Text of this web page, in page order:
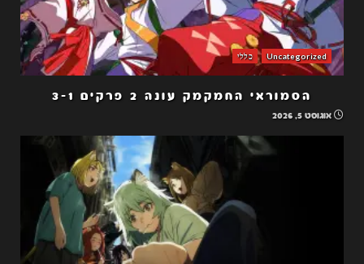
Uncategorized כללי
הסמוראי החמקמק עונה 2 פרקים 3-1
אוגוסט 5, 2026